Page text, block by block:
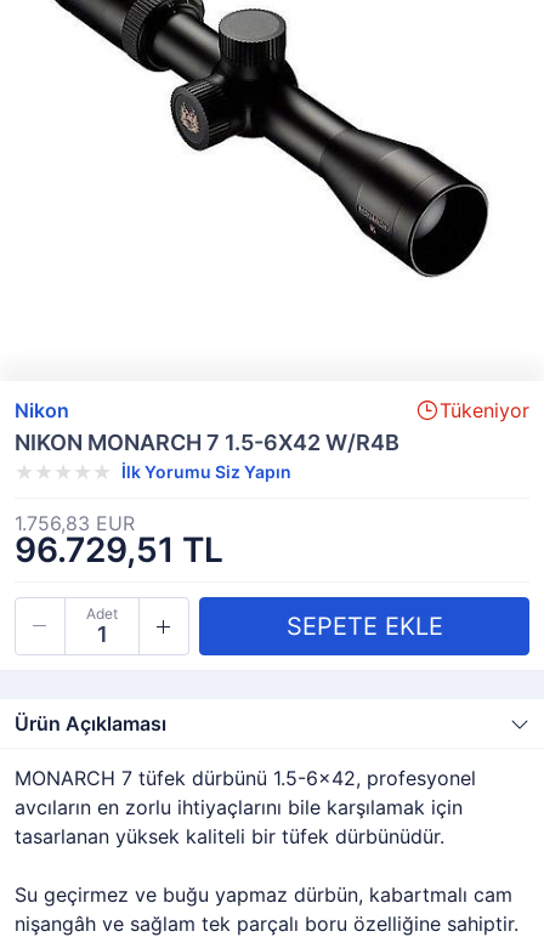
Nikon Tükeniyor
NIKON MONARCH 7 1.5-6X42 W/R4B
İlk Yorumu Siz Yapın
96.729,51 TL
1.756,83 EUR
Adet
Ürün Açıklaması
MONARCH 7 tüfek dürbünü 1.5-6x42, profesyonel
avcıların en zorlu ihtiyaçlarını bile karşılamak için
tasarlanan yüksek kaliteli bir tüfek dürbünüdür.
Su geçirmez ve buğu yapmaz dürbün, kabartmalı cam
nişangâh ve sağlam tek parçalı boru özelliğine sahiptir.